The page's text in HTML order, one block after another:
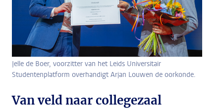
Jelle de Boer, voorzitter van het Leids Universitair
Studentenplatform overhandigt Arjan Louwen de oorkonde.
Van veld naar collegezaal